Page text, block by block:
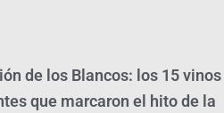
de los Blancos: los 15 vinos
que marcaron el hito de la